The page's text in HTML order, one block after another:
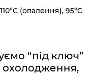
(опалення), 95°C
“під ключ”
охолодження,